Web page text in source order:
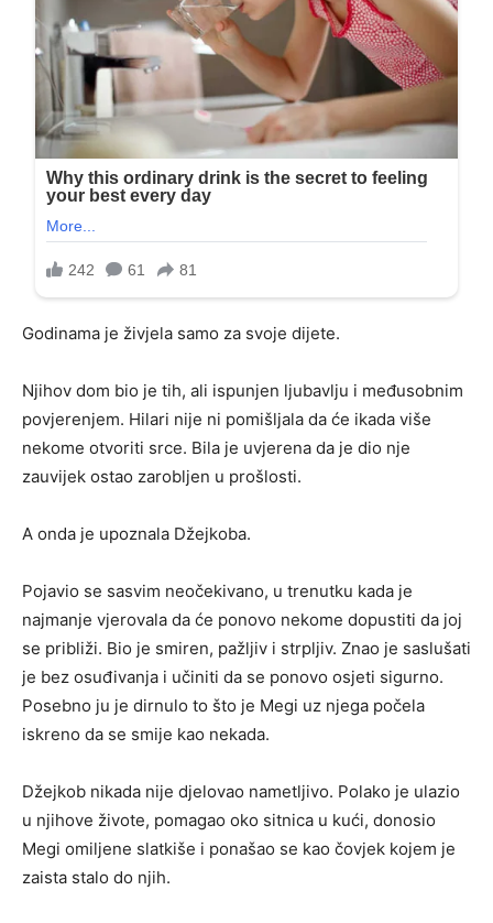
Godinama je živjela samo za svoje dijete.
Njihov dom bio je tih, ali ispunjen ljubavlju i međusobnim
povjerenjem. Hilari nije ni pomišljala da će ikada više
nekome otvoriti srce. Bila je uvjerena da je dio nje
zauvijek ostao zarobljen u prošlosti.
A onda je upoznala Džejkoba.
Pojavio se sasvim neočekivano, u trenutku kada je
najmanje vjerovala da će ponovo nekome dopustiti da joj
se približi. Bio je smiren, pažljiv i strpljiv. Znao je saslušati
je bez osuđivanja i učiniti da se ponovo osjeti sigurno.
Posebno ju je dirnulo to što je Megi uz njega počela
iskreno da se smije kao nekada.
Džejkob nikada nije djelovao nametljivo. Polako je ulazio
u njihove živote, pomagao oko sitnica u kući, donosio
Megi omiljene slatkiše i ponašao se kao čovjek kojem je
zaista stalo do njih.